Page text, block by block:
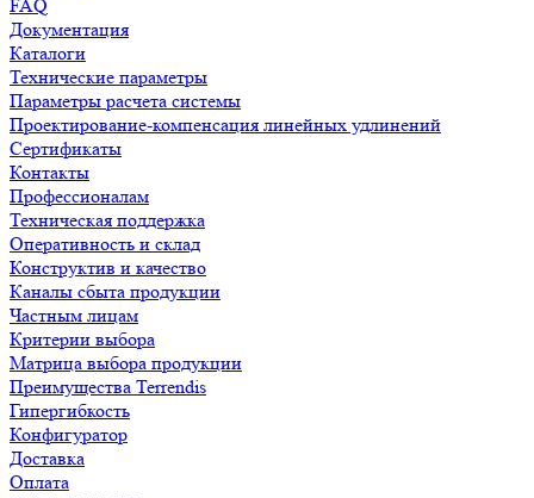
FAQ
Документация
Каталоги
Технические параметры
Параметры расчета системы
Проектирование-компенсация линейных удлинений
Сертификаты
Контакты
Профессионалам
Техническая поддержка
Оперативность и склад
Конструктив и качество
Каналы сбыта продукции
Частным лицам
Критерии выбора
Матрица выбора продукции
Преимущества Terrendis
Гипергибкость
Конфигуратор
Доставка
Оплата